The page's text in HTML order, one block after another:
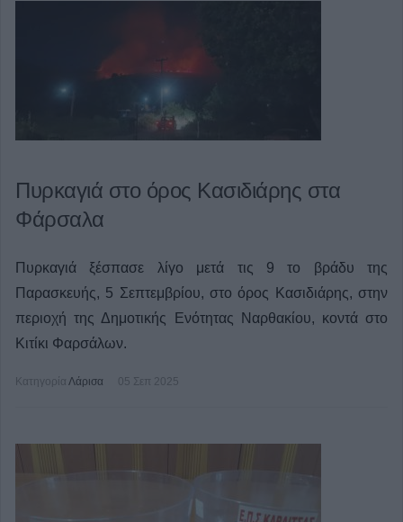
Πυρκαγιά στο όρος Κασιδιάρης στα
Φάρσαλα
Πυρκαγιά ξέσπασε λίγο μετά τις 9 το βράδυ της
Παρασκευής, 5 Σεπτεμβρίου, στο όρος Κασιδιάρης, στην
περιοχή της Δημοτικής Ενότητας Ναρθακίου, κοντά στο
Κιτίκι Φαρσάλων.
Κατηγορία Λάρισα 05 Σεπ 2025